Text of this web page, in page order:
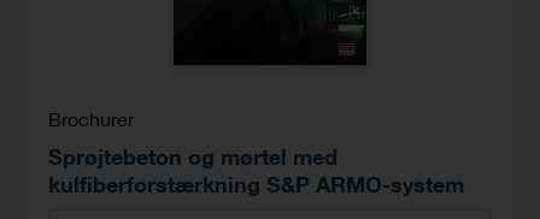
Brochurer
Sprøjtebeton og mørtel med
kulfiberforstærkning S&P ARMO-system